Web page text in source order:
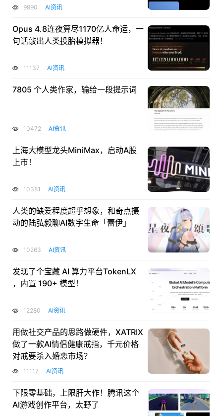
9990 AI资讯
Opus 4.8连夜算尽1170亿人命运，一
句话敲出人类投胎模拟器！
11137 AI资讯
7805 个人类作家，输给一段提示词
10472 AI资讯
上海大模型龙头MiniMax，启动A股
上市！
10381 AI资讯
人类的缺爱程度超乎想象，和奇点摄
动的陆弘毅聊AI数字生命「蕾伊」
10263 AI资讯
发现了个宝藏 AI 算力平台TokenLX
，内置 190+ 模型！
12280 AI资讯
用做社交产品的思路做硬件，XATRIX
做了一款AI情侣健康戒指，千元价格
对戒要杀入婚恋市场？
11117 AI资讯
下限零基础，上限肝大作！腾讯这个
AI游戏创作平台，太野了